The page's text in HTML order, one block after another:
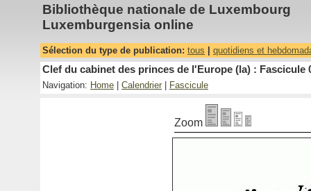
Bibliothèque nationale de Luxembourg
Luxemburgensia online
Sélection du type de publication: tous quotidiens et
Clef du cabinet des princes de l'Europe (la) : Fascicule
Navigation: Home Calendrier Fascicule
Zoom